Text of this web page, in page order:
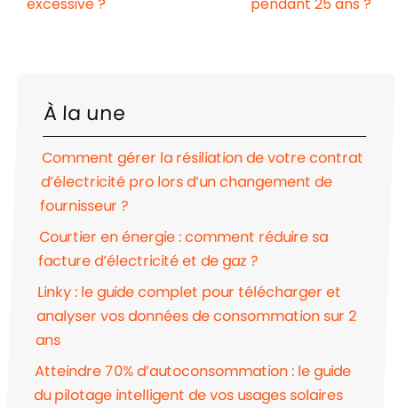
excessive ?
pendant 25 ans ?
À la une
Comment gérer la résiliation de votre contrat
d’électricité pro lors d’un changement de
fournisseur ?
Courtier en énergie : comment réduire sa
facture d’électricité et de gaz ?
Linky : le guide complet pour télécharger et
analyser vos données de consommation sur 2
ans
Atteindre 70% d’autoconsommation : le guide
du pilotage intelligent de vos usages solaires